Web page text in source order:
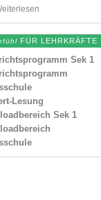
FÜR LEHRKRÄFTE
Sek 1
Lesung
Sek 1